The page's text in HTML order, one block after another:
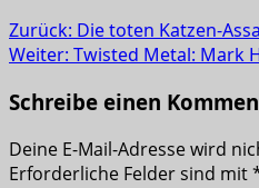
Zurück: Die toten Katzen-
Weiter: Twisted Metal: Mark
Schreibe einen
Deine E-Mail-Adresse wird
Erforderliche Felder sind mit